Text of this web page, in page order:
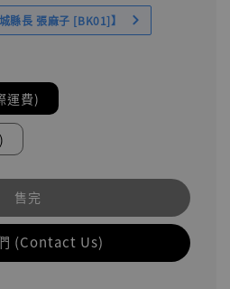
縣長 張麻子 [BK01]】
運費)
售完
(Contact Us)